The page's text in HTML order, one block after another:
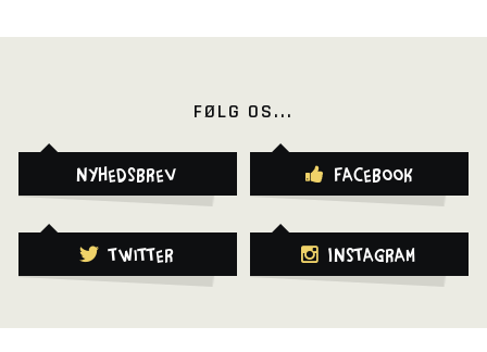
FØLG OS...
Nyhedsbrev Facebook
Twitter Instagram